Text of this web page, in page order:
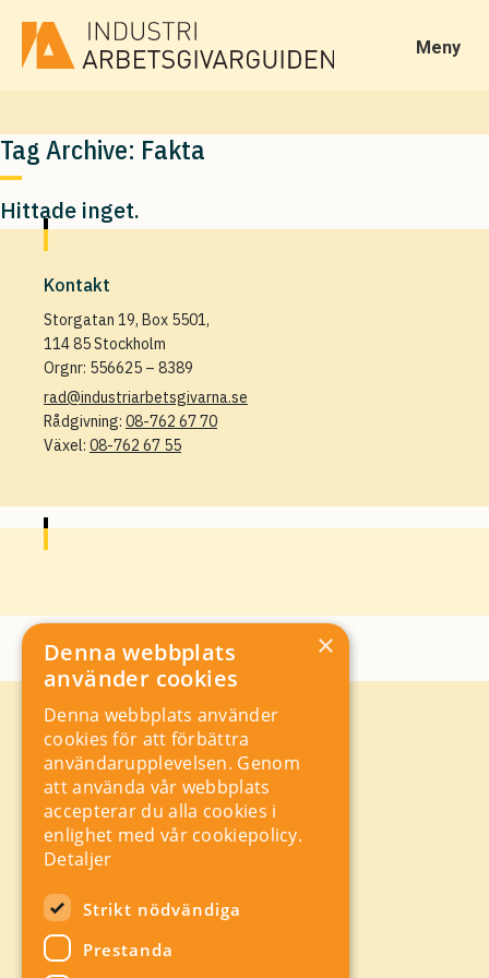
Meny
Tag Archive: Fakta
Hittade inget.
Kontakt
Storgatan 19, Box 5501,
114 85 Stockholm
Orgnr: 556625 – 8389
rad@industriarbetsgivarna.se
Rådgivning: 08-762 67 70
Växel: 08-762 67 55
Kontakt
Storgatan 19, Box 5501,
114 85 Stockholm
Orgnr: 556625 – 8389
rad@industriarbetsgivarna.se
Rådgivning:08-762 67 70
Växel:08-762 67 55
Hitta snabbt
A-Ö
×
Denna webbplats
använder cookies
Denna webbplats använder
cookies för att förbättra
användarupplevelsen. Genom
att använda vår webbplats
accepterar du alla cookies i
enlighet med vår cookiepolicy.
Detaljer
Strikt nödvändiga
Prestanda